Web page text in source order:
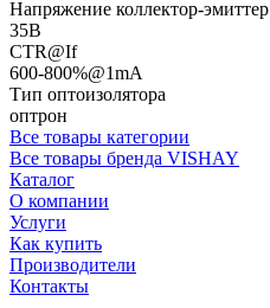
Напряжение коллектор-эмиттер
35В
CTR@If
600-800%@1mA
Тип оптоизолятора
оптрон
Все товары категории
Все товары бренда VISHAY
Каталог
О компании
Услуги
Как купить
Производители
Контакты